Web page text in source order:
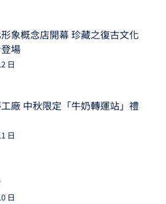
象概念店開幕 珍藏之復古文化
場
日
廠 中秋限定「牛奶轉運站」禮
日
日